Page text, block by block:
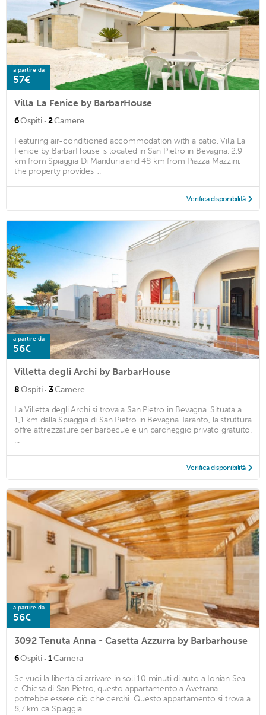
a partire da
57€
Villa La Fenice by BarbarHouse
6Ospiti · 2Camere
Featuring air-conditioned accommodation with a patio, Villa La
Fenice by BarbarHouse is located in San Pietro in Bevagna. 2.9
km from Spiaggia Di Manduria and 48 km from Piazza Mazzini,
the property provides ...
Verifica disponibilità
a partire da
56€
Villetta degli Archi by BarbarHouse
8Ospiti · 3Camere
La Villetta degli Archi si trova a San Pietro in Bevagna. Situata a
1,1 km dalla Spiaggia di San Pietro in Bevagna Taranto, la struttura
offre attrezzature per barbecue e un parcheggio privato gratuito.
...
Verifica disponibilità
a partire da
56€
3092 Tenuta Anna - Casetta Azzurra by Barbarhouse
6Ospiti · 1Camera
Se vuoi la libertà di arrivare in soli 10 minuti di auto a Ionian Sea
e Chiesa di San Pietro, questo appartamento a Avetrana
potrebbe essere ciò che cerchi. Questo appartamento si trova a
8,7 km da Spiaggia ...